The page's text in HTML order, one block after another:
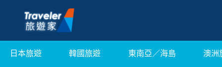
日本旅遊 韓國旅遊 東南亞／海島 澳洲